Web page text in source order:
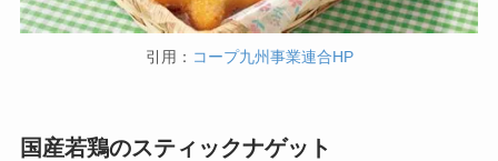
引用： コープ九州事業連合HP
国産若鶏のスティックナゲット